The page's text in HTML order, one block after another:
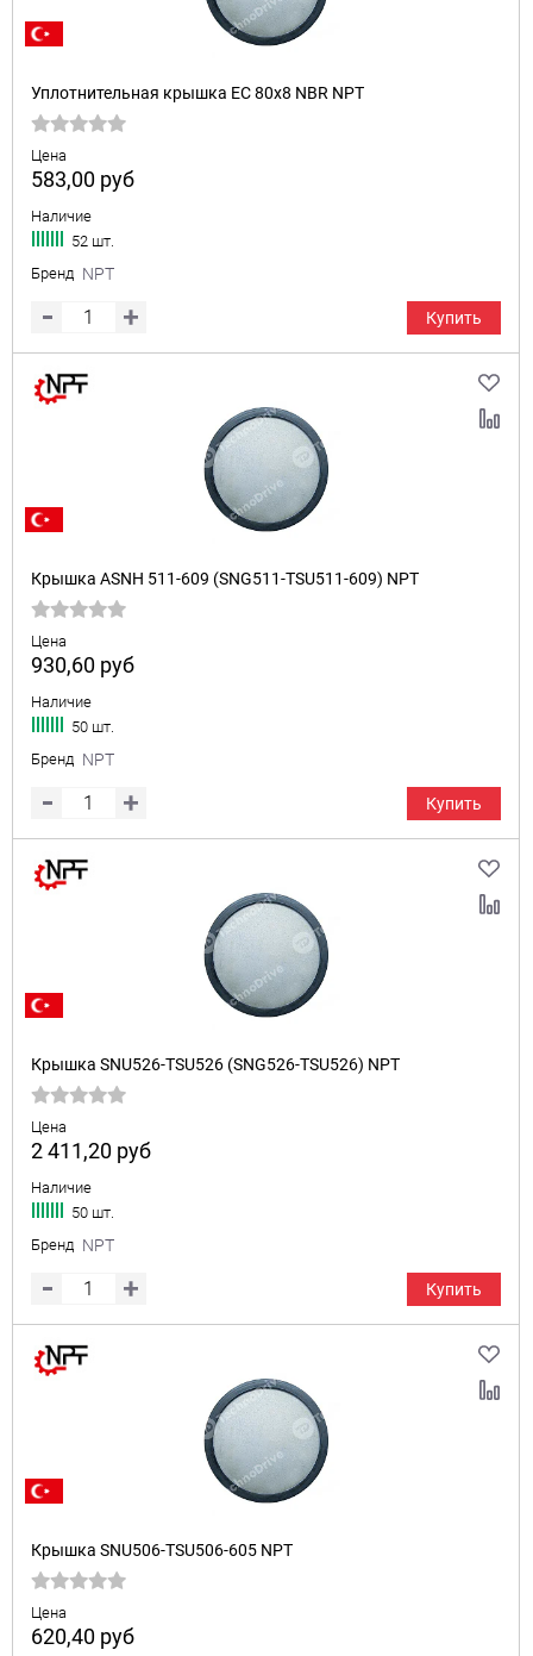
Уплотнительная крышка EC 80x8 NBR NPT
Цена
583,00 руб
Наличие
52 шт.
Бренд NPT
Купить
Крышка ASNH 511-609 (SNG511-TSU511-609) NPT
Цена
930,60 руб
Наличие
50 шт.
Бренд NPT
Купить
Крышка SNU526-TSU526 (SNG526-TSU526) NPT
Цена
2 411,20 руб
Наличие
50 шт.
Бренд NPT
Купить
Крышка SNU506-TSU506-605 NPT
Цена
620,40 руб